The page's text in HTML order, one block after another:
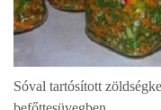
Sóval tartósított